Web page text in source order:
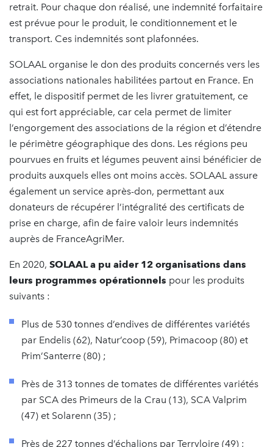
retrait. Pour chaque don réalisé, une indemnité forfaitaire
est prévue pour le produit, le conditionnement et le
transport. Ces indemnités sont plafonnées.
SOLAAL organise le don des produits concernés vers les
associations nationales habilitées partout en France. En
effet, le dispositif permet de les livrer gratuitement, ce
qui est fort appréciable, car cela permet de limiter
l’engorgement des associations de la région et d’étendre
le périmètre géographique des dons. Les régions peu
pourvues en fruits et légumes peuvent ainsi bénéficier de
produits auxquels elles ont moins accès. SOLAAL assure
également un service après-don, permettant aux
donateurs de récupérer l’intégralité des certificats de
prise en charge, afin de faire valoir leurs indemnités
auprès de FranceAgriMer.
En 2020, SOLAAL a pu aider 12 organisations dans
leurs programmes opérationnels pour les produits
suivants :
Plus de 530 tonnes d’endives de différentes variétés
par Endelis (62), Natur’coop (59), Primacoop (80) et
Prim’Santerre (80) ;
Près de 313 tonnes de tomates de différentes variétés
par SCA des Primeurs de la Crau (13), SCA Valprim
(47) et Solarenn (35) ;
Près de 227 tonnes d’échalions par Terryloire (49) ;